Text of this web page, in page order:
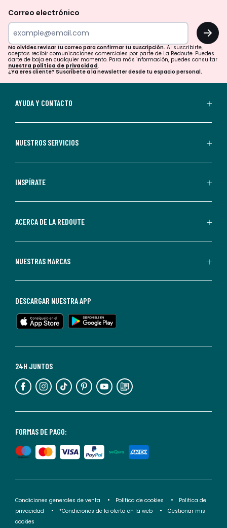
tu
para
confirmar
tu
suscripción.
aceptas
comerciales
personalizadas
parte
Redoute.
de
en
cualquier
Para
información,
puedes
nuestra
de
privacidad</2>.
Correo electrónico
OK
No olvides revisar tu correo para confirmar tu suscripción. Al suscribirte,
aceptas recibir comunicaciones comerciales por parte de La Redoute. Puedes
darte de baja en cualquier momento. Para más información, puedes consultar
nuestra política de privacidad.
¿Ya eres cliente? Suscríbete a la newsletter desde tu espacio personal.
AYUDA Y CONTACTO
NUESTROS SERVICIOS
INSPÍRATE
ACERCA DE LA REDOUTE
NUESTRAS MARCAS
FORMAS DE PAGO:
24H JUNTOS
DESCARGAR NUESTRA APP
Condiciones generales de venta Politica de cookies
Politica de
privacidad
*Condiciones de la oferta en la web
Gestionar mis
cookies